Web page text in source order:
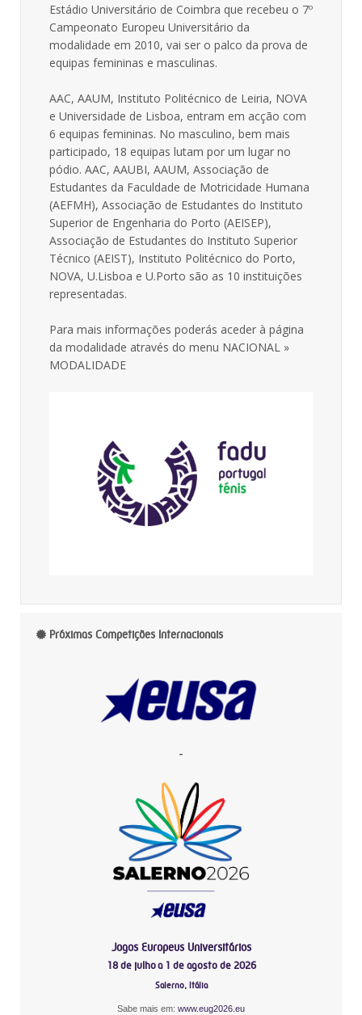
Estádio Universitário de Coimbra que recebeu o 7º
Campeonato Europeu Universitário da
modalidade em 2010, vai ser o palco da prova de
equipas femininas e masculinas.
AAC, AAUM, Instituto Politécnico de Leiria, NOVA
e Universidade de Lisboa, entram em acção com
6 equipas femininas. No masculino, bem mais
participado, 18 equipas lutam por um lugar no
pódio. AAC, AAUBI, AAUM, Associação de
Estudantes da Faculdade de Motricidade Humana
(AEFMH), Associação de Estudantes do Instituto
Superior de Engenharia do Porto (AEISEP),
Associação de Estudantes do Instituto Superior
Técnico (AEIST), Instituto Politécnico do Porto,
NOVA, U.Lisboa e U.Porto são as 10 instituições
representadas.
Para mais informações poderás aceder à página
da modalidade através do menu NACIONAL »
MODALIDADE
Próximas Competições Internacionais
-
Jogos Europeus Universitários
18 de julho a 1 de agosto de 2026
Salerno, Itália
Sabe mais em: www.eug2026.eu